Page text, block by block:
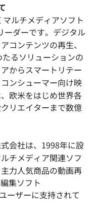
ルチメディアソフト
ーダーです。デジタル
コンテンツの再生、
るソリューションの
からスマートリテー
ンシューマー向け映
欧米をはじめ世界各
リエイターまで数億
会社は、1998年に設
チメディア関連ソフ
力人気商品の動画再
集ソフト
ーザーに支持されて